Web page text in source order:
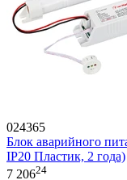
024365
Блок аварийного
IP20 Пластик, 2 года)
7 20624